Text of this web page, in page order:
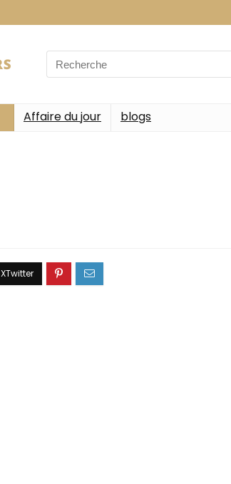
Search
for:
Affaire du jour blogs